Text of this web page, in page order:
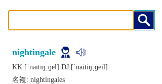
nightingale
KK:[ˈnaɪtɪŋˌɡеl] DJ:[ˈnaitiŋˌɡеil]
名複: nightingales